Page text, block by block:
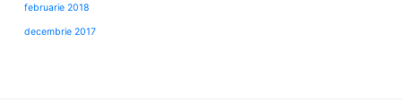
februarie 2018
decembrie 2017